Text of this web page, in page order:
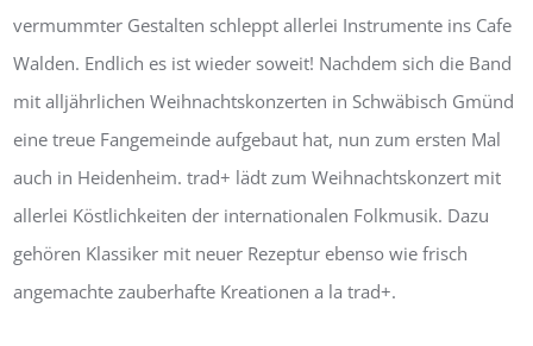
vermummter Gestalten schleppt allerlei Instrumente ins Cafe
Walden. Endlich es ist wieder soweit! Nachdem sich die Band
mit alljährlichen Weihnachtskonzerten in Schwäbisch Gmünd
eine treue Fangemeinde aufgebaut hat, nun zum ersten Mal
auch in Heidenheim. trad+ lädt zum Weihnachtskonzert mit
allerlei Köstlichkeiten der internationalen Folkmusik. Dazu
gehören Klassiker mit neuer Rezeptur ebenso wie frisch
angemachte zauberhafte Kreationen a la trad+.